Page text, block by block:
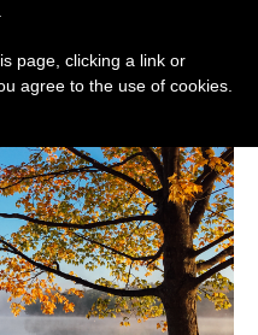
page, clicking a link or
agree to the use of cookies.